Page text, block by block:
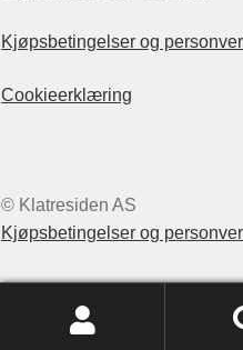
Kjøpsbetingelser og
Cookieerklæring
© Klatresiden AS
Kjøpsbetingelser og